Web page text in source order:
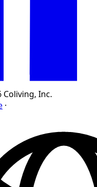
Coliving, Inc.
·